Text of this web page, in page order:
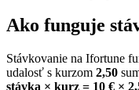
Ako funguje
Stávkovanie na Ifortune
udalosť s kurzom 2,50
stávka × kurz = 10 € ×